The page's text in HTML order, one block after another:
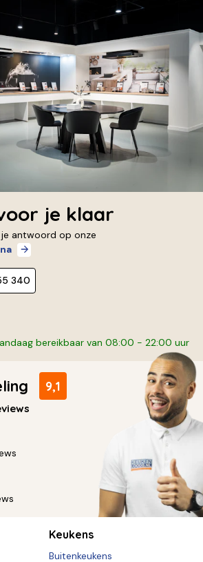
je klaar
je antwoord op onze
340
bereikbaar van 08:00 - 22:00 uur
9,1
Keukens
Buitenkeukens